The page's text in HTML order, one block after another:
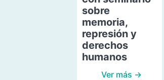
sobre
memoria,
represión y
derechos
humanos
Ver más →